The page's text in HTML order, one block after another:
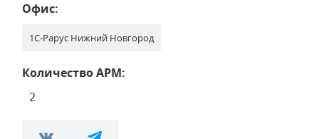
Офис:
1С-Рарус Нижний Новгород
Количество АРМ:
2